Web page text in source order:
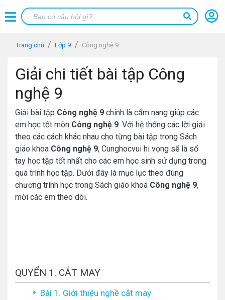
Trang chủ Lớp 9 Công nghệ 9
Giải chi tiết bài tập Công
nghệ 9
Giải bài tập Công nghệ 9 chính là cẩm nang giúp các
em học tốt môn Công nghệ 9. Với hệ thống các lời giải
theo các cách khác nhau cho từng bài tập trong Sách
giáo khoa Công nghệ 9, Cunghocvui hi vọng sẽ là sổ
tay học tập tốt nhất cho các em học sinh sử dụng trong
quá trình học tập. Dưới đây là mục lục theo đúng
chương trình học trong Sách giáo khoa Công nghệ 9,
mời các em theo dõi.
QUYỂN 1. CẮT MAY
Bài 1. Giới thiệu nghề cắt may